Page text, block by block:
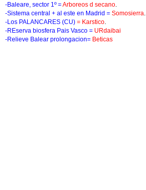
-Baleare, sector 1º =Arboreos d secano.
-Sistema central + al este en Madrid = Somosierra.
-Los PALANCARES (CU) = Karstico.
-REserva biosfera Pais Vasco = URdaibai
-Relieve Balear prolongacion= Beticas